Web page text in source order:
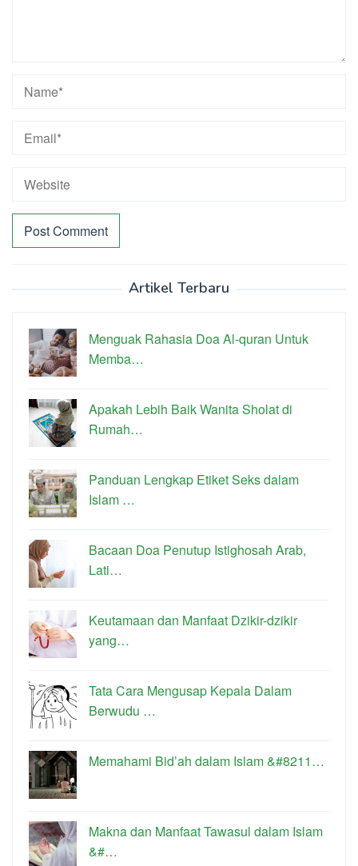
Artikel Terbaru
Menguak Rahasia Doa Al-quran Untuk
Memba…
Apakah Lebih Baik Wanita Sholat di
Rumah…
Panduan Lengkap Etiket Seks dalam
Islam …
Bacaan Doa Penutup Istighosah Arab,
Lati…
Keutamaan dan Manfaat Dzikir-dzikir
yang…
Tata Cara Mengusap Kepala Dalam
Berwudu …
Memahami Bid’ah dalam Islam &#8211…
Makna dan Manfaat Tawasul dalam Islam
&#…